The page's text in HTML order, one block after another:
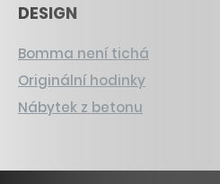
DESIGN
Bomma není tichá
Originální hodinky
Nábytek z betonu